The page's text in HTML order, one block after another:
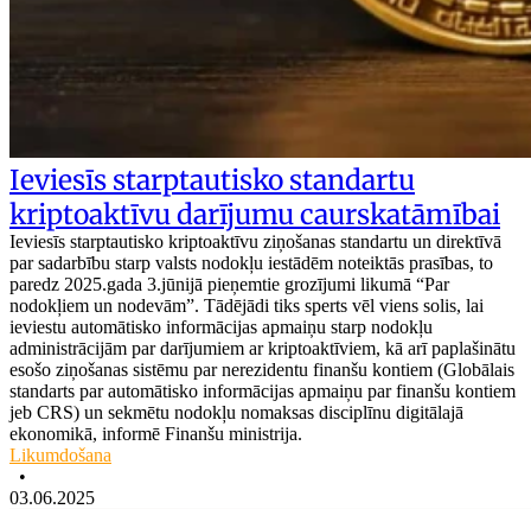
Ieviesīs starptautisko standartu
kriptoaktīvu darījumu caurskatāmībai
Ieviesīs starptautisko kriptoaktīvu ziņošanas standartu un direktīvā
par sadarbību starp valsts nodokļu iestādēm noteiktās prasības, to
paredz 2025.gada 3.jūnijā pieņemtie grozījumi likumā “Par
nodokļiem un nodevām”. Tādējādi tiks sperts vēl viens solis, lai
ieviestu automātisko informācijas apmaiņu starp nodokļu
administrācijām par darījumiem ar kriptoaktīviem, kā arī paplašinātu
esošo ziņošanas sistēmu par nerezidentu finanšu kontiem (Globālais
standarts par automātisko informācijas apmaiņu par finanšu kontiem
jeb CRS) un sekmētu nodokļu nomaksas disciplīnu digitālajā
ekonomikā, informē Finanšu ministrija.
Likumdošana
•
03.06.2025